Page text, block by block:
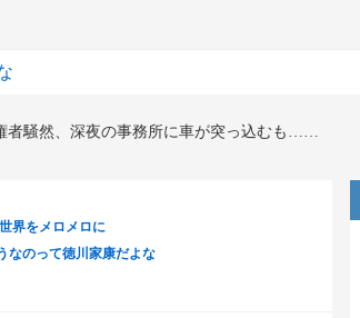
者騒然、深夜の事務所に車が突っ込むも……